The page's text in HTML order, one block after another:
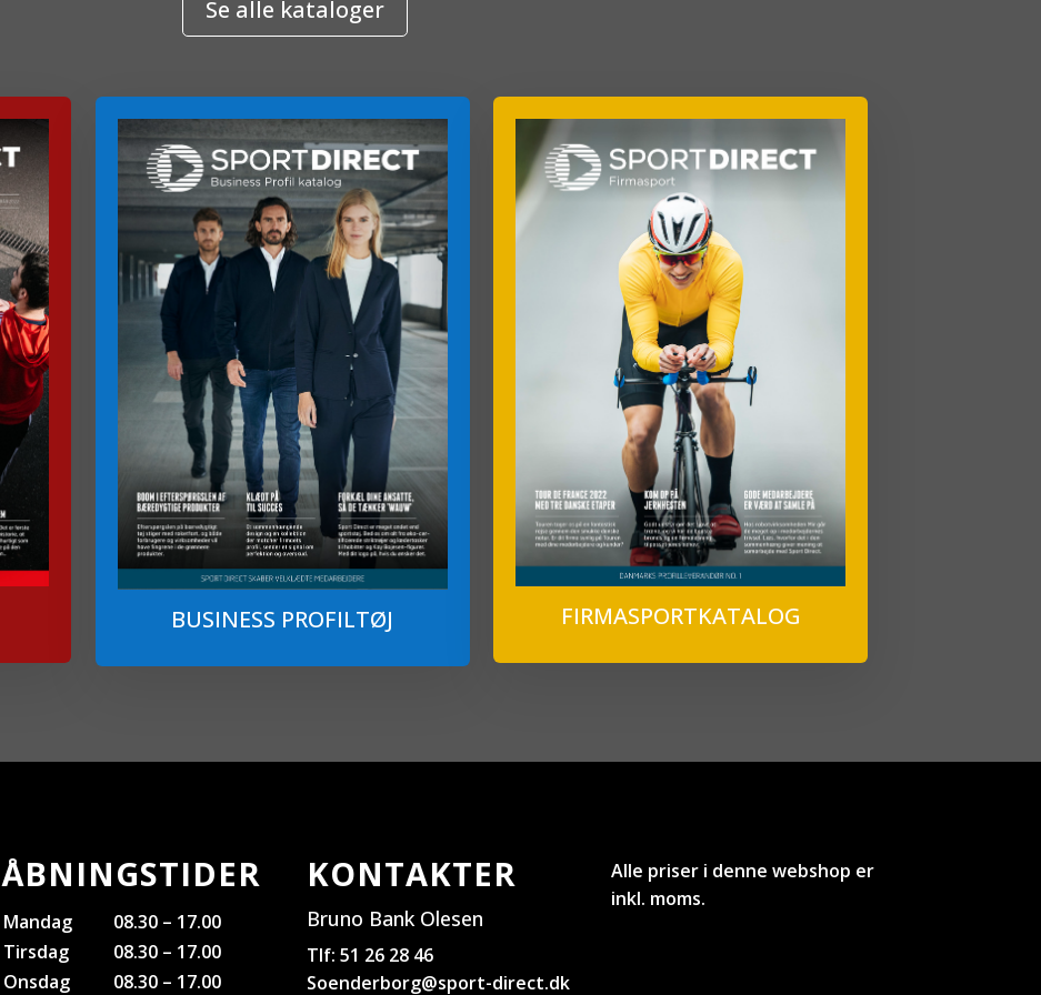
Se alle kataloger
BUSINESS PROFILTØJ FIRMASPORTKATALOG
ÅBNINGSTIDER
Mandag
08.30 – 17.00
Tirsdag
08.30 – 17.00
Onsdag
08.30 – 17.00
KONTAKTER
Bruno Bank Olesen
Tlf: 51 26 28 46
Soenderborg@sport-direct.dk
Alle priser i denne webshop er
inkl. moms.